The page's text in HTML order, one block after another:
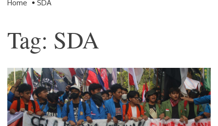
Home SDA
Tag: SDA